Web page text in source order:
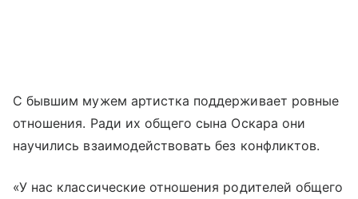
С бывшим мужем артистка поддерживает ровные
отношения. Ради их общего сына Оскара они
научились взаимодействовать без конфликтов.
«У нас классические отношения родителей общего